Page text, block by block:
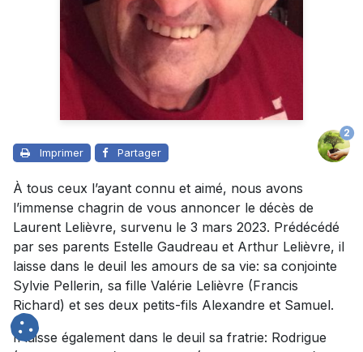
Imprimer Partager
2
À tous ceux l’ayant connu et aimé, nous avons
l’immense chagrin de vous annoncer le décès de
Laurent Lelièvre, survenu le 3 mars 2023. Prédécédé
par ses parents Estelle Gaudreau et Arthur Lelièvre, il
laisse dans le deuil les amours de sa vie: sa conjointe
Sylvie Pellerin, sa fille Valérie Lelièvre (Francis
Richard) et ses deux petits-fils Alexandre et Samuel.
Il laisse également dans le deuil sa fratrie: Rodrigue